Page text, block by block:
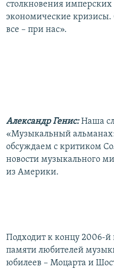
столкновения имперских
экономические
все – при нас».
Александр Генис:Наша
«Музыкальный
обсуждаем с критиком
новости музыкального
из Америки.
Подходит к концу 2006-й
памяти любителей
юбилеев – Моцарта и